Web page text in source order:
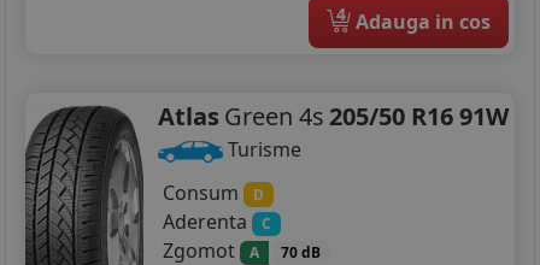
4 Adauga in cos
Atlas Green 4s 205/50 R16 91W
Turisme
Consum
D
Aderenta C
Zgomot A 70 dB